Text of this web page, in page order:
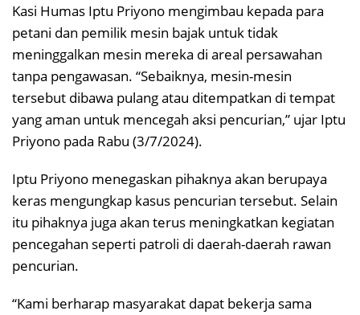
Kasi Humas Iptu Priyono mengimbau kepada para
petani dan pemilik mesin bajak untuk tidak
meninggalkan mesin mereka di areal persawahan
tanpa pengawasan. “Sebaiknya, mesin-mesin
tersebut dibawa pulang atau ditempatkan di tempat
yang aman untuk mencegah aksi pencurian,” ujar Iptu
Priyono pada Rabu (3/7/2024).
Iptu Priyono menegaskan pihaknya akan berupaya
keras mengungkap kasus pencurian tersebut. Selain
itu pihaknya juga akan terus meningkatkan kegiatan
pencegahan seperti patroli di daerah-daerah rawan
pencurian.
“Kami berharap masyarakat dapat bekerja sama